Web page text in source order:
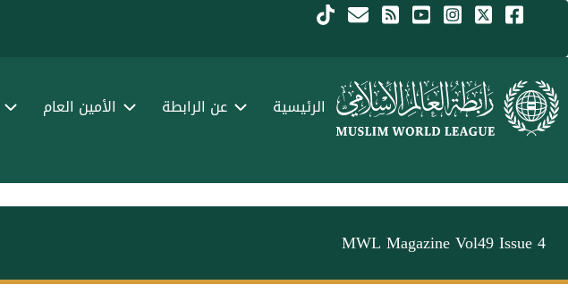
تجاوز إلى المحتوى الرئيسي
Menu Arabic الرئيسية عن الرابطة الأمين العام
MWL Magazine Vol49 Issue 4